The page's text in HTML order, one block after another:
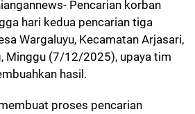
Pencarian korban
hari kedua pencarian tiga
Wargaluyu, Kecamatan Arjasari,
Minggu (7/12/2025), upaya tim
hasil.
proses pencarian